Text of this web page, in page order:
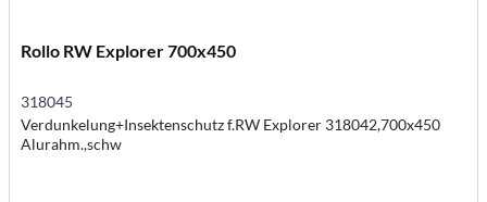
Rollo RW Explorer 700x450
318045
Verdunkelung+Insektenschutz f.RW Explorer 318042,700x450
Alurahm.,schw